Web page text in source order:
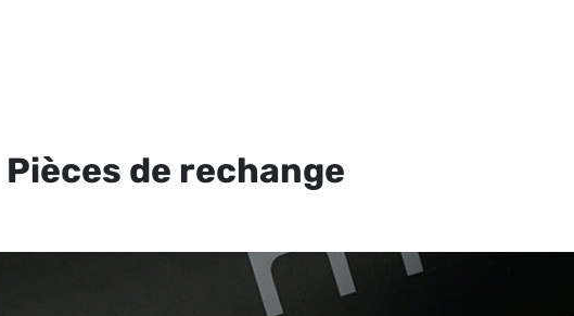
Pièces de rechange